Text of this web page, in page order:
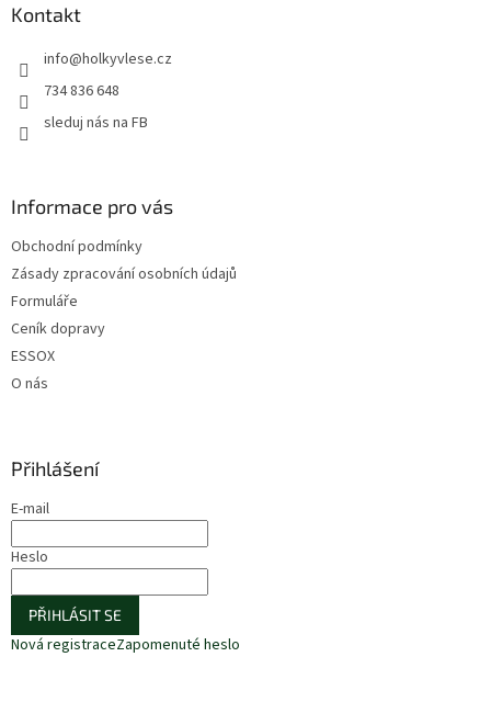
Kontakt
info@holkyvlese.cz
734 836 648
sleduj nás na FB
Informace pro vás
Obchodní podmínky
Zásady zpracování osobních údajů
Formuláře
Ceník dopravy
ESSOX
O nás
Přihlášení
E-mail
Heslo
PŘIHLÁSIT SE
Nová registraceZapomenuté heslo